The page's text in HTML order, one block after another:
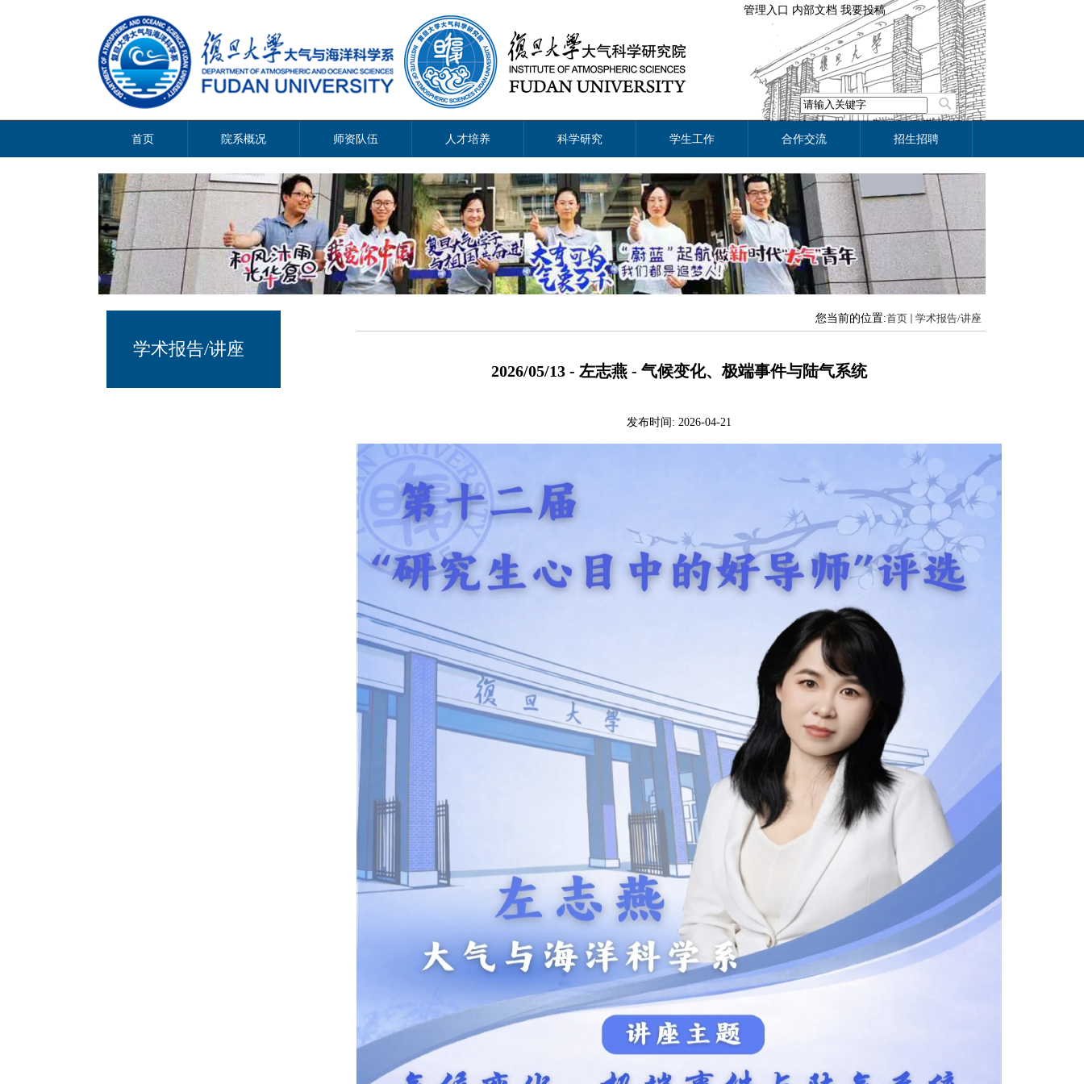
管理入口 内部文档 我要投稿
首页 院系概况 师资队伍 人才培养 科学研究 学生工作 合作交流 招生招聘
学术报告/讲座
您当前的位置:首页 学术报告/讲座
2026/05/13 - 左志燕 - 气候变化、极端事件与陆气系统
发布时间: 2026-04-21